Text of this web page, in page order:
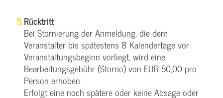
Rücktritt
Bei Stornierung der Anmeldung, die dem
Veranstalter bis spätestens 8 Kalendertage vor
Veranstaltungsbeginn vorliegt, wird eine
Bearbeitungsgebühr (Storno) von EUR 50,00 pro
Person erhoben.
Erfolgt eine noch spätere oder keine Absage oder